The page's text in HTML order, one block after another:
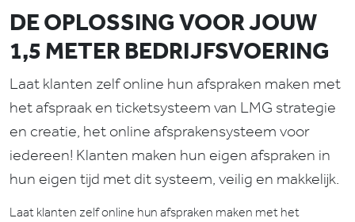
DE OPLOSSING VOOR JOUW
1,5 METER BEDRIJFSVOERING
Laat klanten zelf online hun afspraken maken met
het afspraak en ticketsysteem van LMG strategie
en creatie, het online afsprakensysteem voor
iedereen! Klanten maken hun eigen afspraken in
hun eigen tijd met dit systeem, veilig en makkelijk.
Laat klanten zelf online hun afspraken maken met het